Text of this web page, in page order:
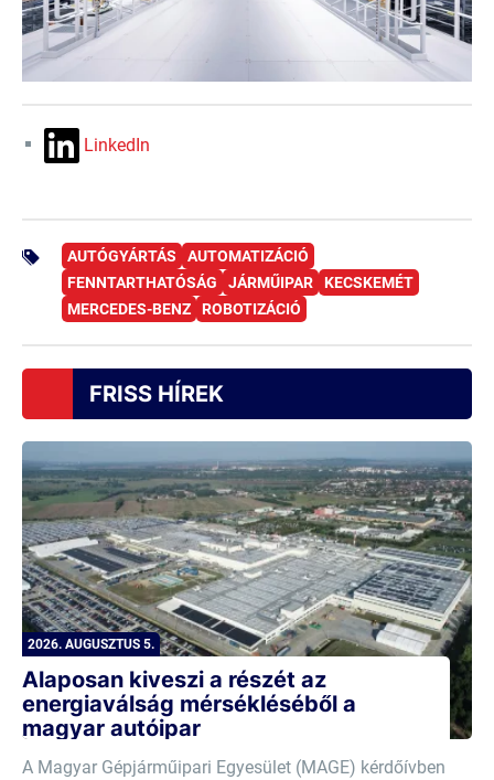
LinkedIn
AUTÓGYÁRTÁS
AUTOMATIZÁCIÓ
FENNTARTHATÓSÁG
JÁRMŰIPAR
KECSKEMÉT
MERCEDES-BENZ
ROBOTIZÁCIÓ
FRISS HÍREK
2026. AUGUSZTUS 5.
Alaposan kiveszi a részét az
energiaválság mérsékléséből a
magyar autóipar
A Magyar Gépjárműipari Egyesület (MAGE) kérdőívben